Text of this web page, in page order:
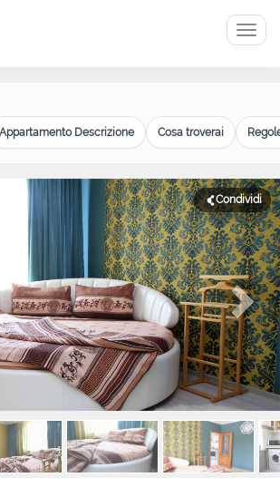
Menu
Appartamento Descrizione Cosa troverai
Condividi